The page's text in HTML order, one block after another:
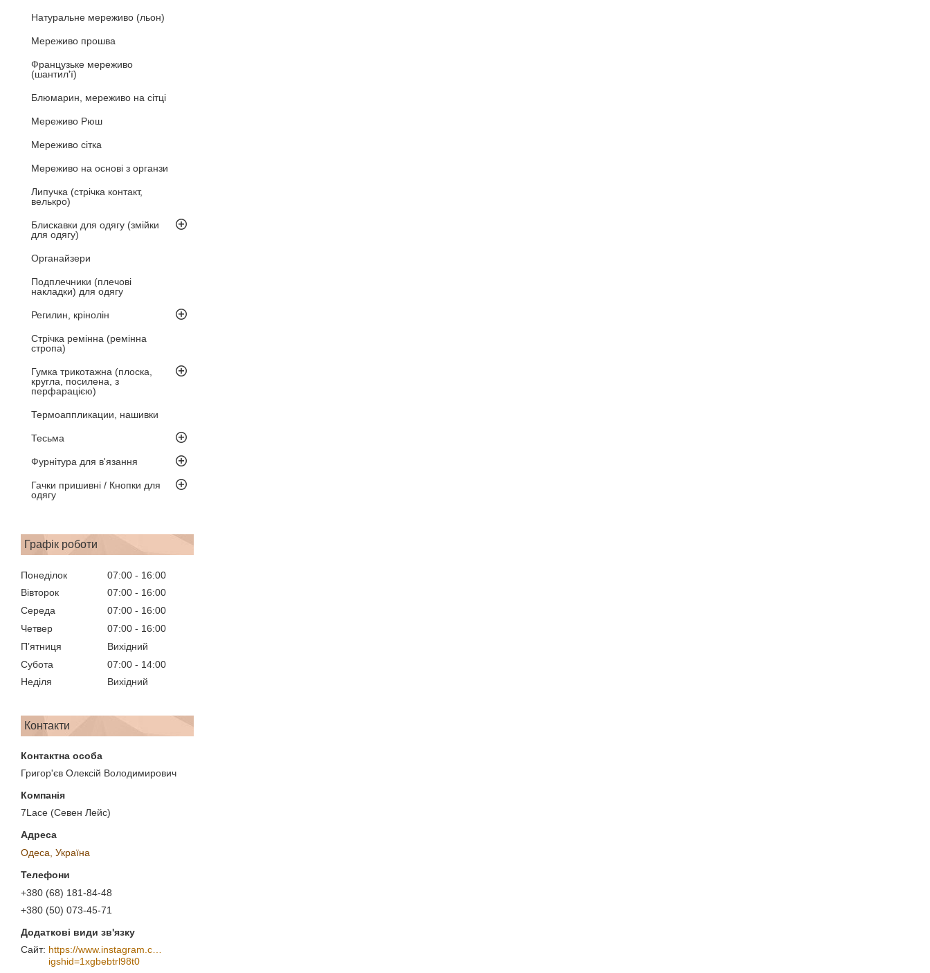
Натуральне мереживо (льон)
Мереживо прошва
Французьке мереживо
(шантил'ї)
Блюмарин, мереживо на сітці
Мереживо Рюш
Мереживо сітка
Мереживо на основі з органзи
Липучка (стрічка контакт,
велькро)
Блискавки для одягу (змійки
для одягу)
Органайзери
Подплечники (плечові
накладки) для одягу
Регилин, крінолін
Стрічка ремінна (ремінна
стропа)
Гумка трикотажна (плоска,
кругла, посилена, з
перфарацією)
Термоаппликации, нашивки
Тесьма
Фурнітура для в'язання
Гачки пришивні / Кнопки для
одягу
Графік роботи
Понеділок 07:00
16:00
Вівторок
07:00
16:00
Середа
07:00
16:00
Четвер
07:00
16:00
Пʼятниця
Вихідний
Субота
07:00
14:00
Неділя
Вихідний
Контакти
Григор'єв Олексій Володимирович
7Lace (Севен Лейс)
Одеса, Україна
+380 (68) 181-84-48
+380 (50) 073-45-71
https://www.instagram.com/7_lace/?
igshid=1xgbebtrl98t0